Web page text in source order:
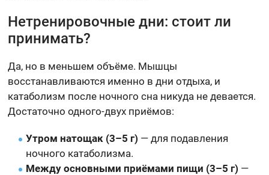
Нетренировочные дни: стоит ли
принимать?
Да, но в меньшем объёме. Мышцы
восстанавливаются именно в дни отдыха, и
катаболизм после ночного сна никуда не девается.
Достаточно одного-двух приёмов:
Утром натощак (3–5 г) — для подавления
ночного катаболизма.
Между основными приёмами пищи (3–5 г) —